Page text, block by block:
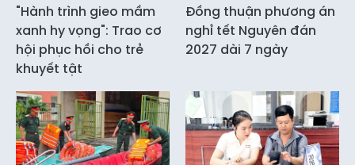
"Hành trình gieo mầm
xanh hy vọng": Trao cơ
hội phục hồi cho trẻ
khuyết tật
Đồng thuận phương án
nghỉ tết Nguyên đán
2027 dài 7 ngày